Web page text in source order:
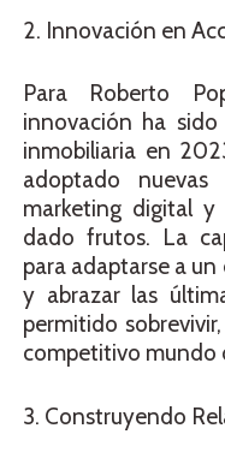
2. Innovación en
Para Roberto
innovación ha
inmobiliaria en
adoptado nuevas
marketing digital
dado frutos. La
para adaptarse a
y abrazar las
permitido
competitivo mundo
3. Construyendo